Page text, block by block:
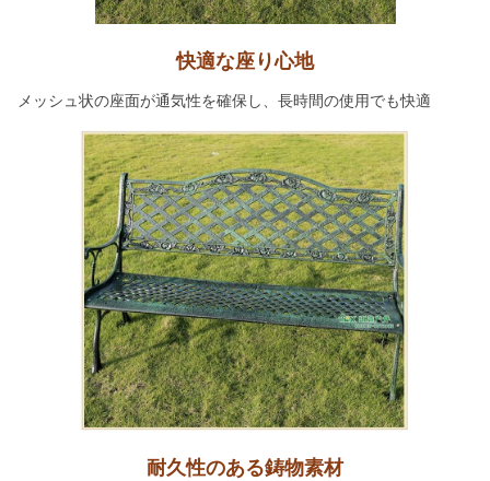
快適な座り心地
メッシュ状の座面が通気性を確保し、長時間の使用でも快適
耐久性のある鋳物素材